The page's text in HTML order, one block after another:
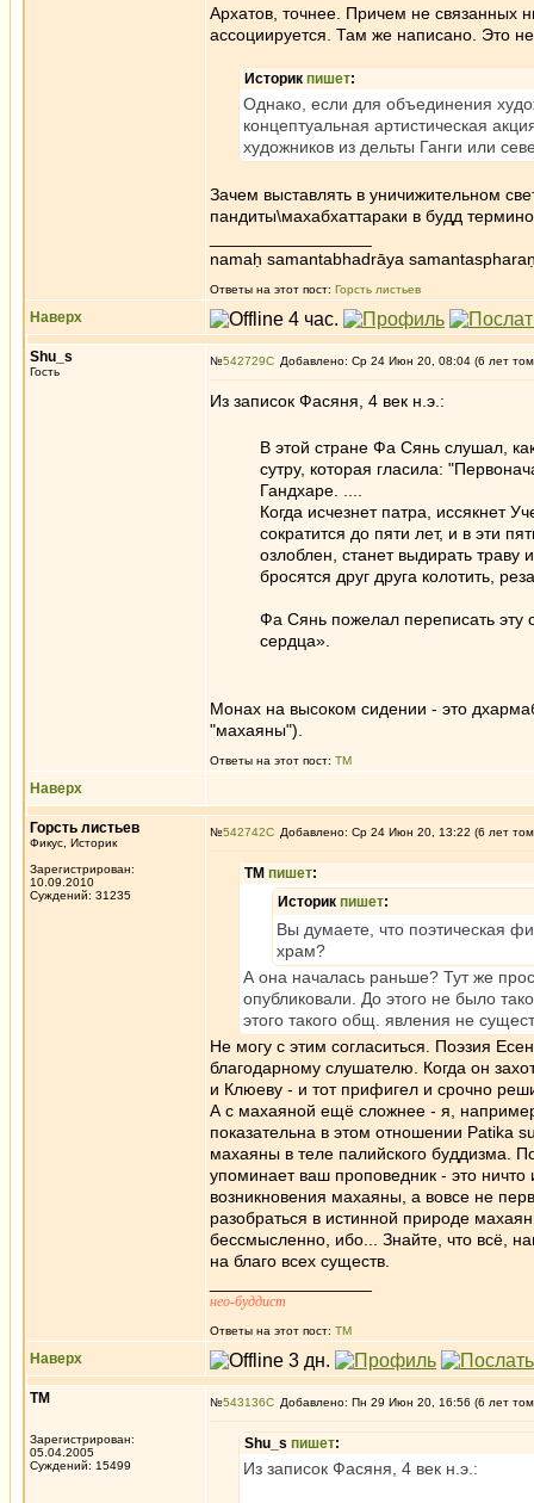
Архатов, точнее. Причем не связанных
ассоциируется. Там же написано. Это
Историк пишет:
Однако, если для объединения
концептуальная артистическая
художников из дельты Ганги или
Зачем выставлять в уничижительном
пандиты\махабхаттараки в будд
namaḥ samantabhadrāya
Ответы на этот пост: Горсть листьев
Наверх
Shu_s
Гость
№542729 Добавлено: Ср 24 Июн 20, 08:04 (6 лет
Из записок Фасяня, 4 век н.э.:
В этой стране Фа Сянь слушал,
сутру, которая гласила:
Гандхаре. ....
Когда исчезнет патра, иссякнет
сократится до пяти лет, и в эти
озлоблен, станет выдирать
бросятся друг друга колотить,
Фа Сянь пожелал переписать эту
сердца».
Монах на высоком сидении - это
"махаяны").
Ответы на этот пост: ТМ
Наверх
Горсть листьев
Фикус, Историк
Зарегистрирован:
10.09.2010
Суждений: 31235
№542742 Добавлено: Ср 24 Июн 20, 13:22 (6 лет
ТМ пишет:
Историк пишет:
Вы думаете, что поэтическая
храм?
А она началась раньше? Тут же
опубликовали. До этого не было
этого такого общ. явления не
Не могу с этим согласиться. Поэзия
благодарному слушателю. Когда он
и Клюеву - и тот прифигел и срочно
А с махаяной ещё сложнее - я,
показательна в этом отношении Patika
махаяны в теле палийского буддизма.
упоминает ваш проповедник - это ничто
возникновения махаяны, а вовсе не
разобраться в истинной природе
бессмысленно, ибо... Знайте, что всё,
на благо всех существ.
нео-буддист
Ответы на этот пост: ТМ
Наверх
ТМ
Зарегистрирован:
05.04.2005
Суждений: 15499
№543136 Добавлено: Пн 29 Июн 20, 16:56 (6 лет
Shu_s пишет:
Из записок Фасяня, 4 век н.э.: